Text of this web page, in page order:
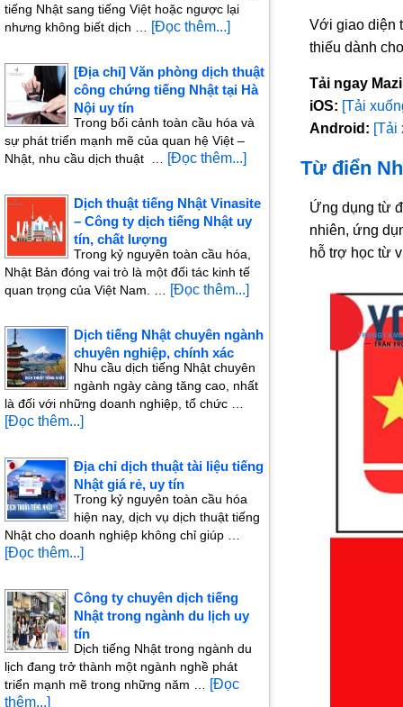
Với giao diện
thiếu dành
Tải ngay
iOS: [Tải
Android: [Tải
Từ điển
Ứng dụng từ
nhiên, ứng
hỗ trợ học từ
tiếng Nhật sang tiếng Việt hoặc ngược lại
nhưng không biết dịch …
[Đọc thêm...]
[Địa chỉ] Văn phòng dịch thuật
công chứng tiếng Nhật tại Hà
Nội uy tín
Trong bối cảnh toàn cầu hóa và
sự phát triển mạnh mẽ của quan hệ Việt –
Nhật, nhu cầu dịch thuật …
[Đọc thêm...]
Dịch thuật tiếng Nhật Vinasite
– Công ty dịch tiếng Nhật uy
tín, chất lượng
Trong kỷ nguyên toàn cầu hóa,
Nhật Bản đóng vai trò là một đối tác kinh tế
quan trọng của Việt Nam. …
[Đọc thêm...]
Dịch tiếng Nhật chuyên ngành
chuyên nghiệp, chính xác
Nhu cầu dịch tiếng Nhật chuyên
ngành ngày càng tăng cao, nhất
là đối với những doanh nghiệp, tổ chức …
[Đọc thêm...]
Địa chỉ dịch thuật tài liệu tiếng
Nhật giá rẻ, uy tín
Trong kỷ nguyên toàn cầu hóa
hiện nay, dịch vụ dịch thuật tiếng
Nhật cho doanh nghiệp không chỉ giúp …
[Đọc thêm...]
Công ty chuyên dịch tiếng
Nhật trong ngành du lịch uy
tín
Dịch tiếng Nhật trong ngành du
lịch đang trở thành một ngành nghề phát
triển mạnh mẽ trong những năm …
[Đọc
thêm...]